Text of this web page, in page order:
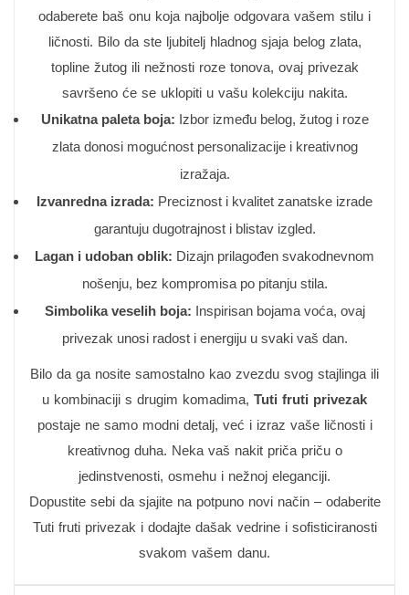
odaberete baš onu koja najbolje odgovara vašem stilu i
ličnosti. Bilo da ste ljubitelj hladnog sjaja belog zlata,
topline žutog ili nežnosti roze tonova, ovaj privezak
savršeno će se uklopiti u vašu kolekciju nakita.
Unikatna paleta boja: Izbor između belog, žutog i roze
zlata donosi mogućnost personalizacije i kreativnog
izražaja.
Izvanredna izrada: Preciznost i kvalitet zanatske izrade
garantuju dugotrajnost i blistav izgled.
Lagan i udoban oblik: Dizajn prilagođen svakodnevnom
nošenju, bez kompromisa po pitanju stila.
Simbolika veselih boja: Inspirisan bojama voća, ovaj
privezak unosi radost i energiju u svaki vaš dan.
Bilo da ga nosite samostalno kao zvezdu svog stajlinga ili
u kombinaciji s drugim komadima, Tuti fruti privezak
postaje ne samo modni detalj, već i izraz vaše ličnosti i
kreativnog duha. Neka vaš nakit priča priču o
jedinstvenosti, osmehu i nežnoj eleganciji.
Dopustite sebi da sjajite na potpuno novi način – odaberite
Tuti fruti privezak i dodajte dašak vedrine i sofisticiranosti
svakom vašem danu.